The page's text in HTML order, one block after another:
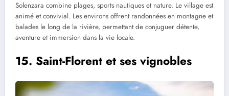
Solenzara combine plages, sports nautiques et nature. Le village est
animé et convivial. Les environs offrent randonnées en montagne et
balades le long de la rivière, permettant de conjuguer détente,
aventure et immersion dans la vie locale.
15. Saint-Florent et ses vignobles